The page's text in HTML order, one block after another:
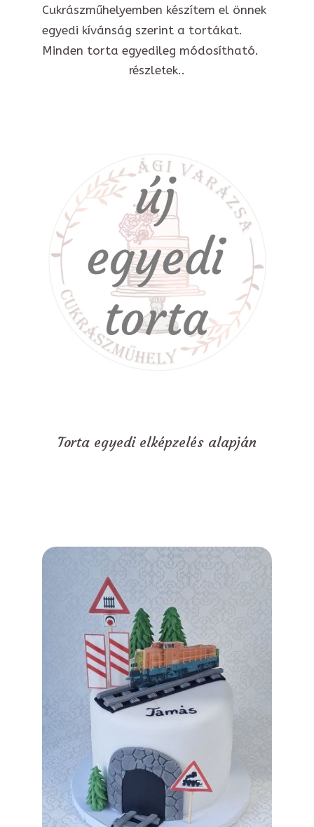
Cukrászműhelyemben készítem el önnek
egyedi kívánság szerint a tortákat.
Minden torta egyedileg módosítható.
részletek..
Torta egyedi elképzelés alapján